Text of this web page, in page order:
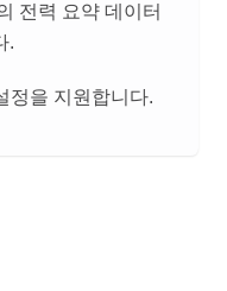
전력 요약 데이터
.
정을 지원합니다.